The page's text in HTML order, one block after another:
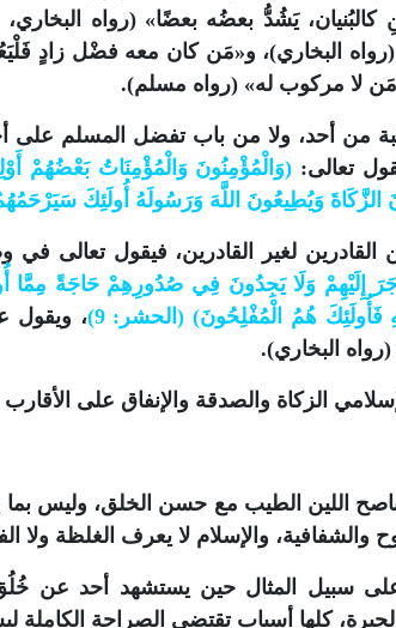
كالبُنيان، يَشُدُّ بعضُه بعضًا» (رواه
البخاري)، و«مَن كان معه فضْل زادٍ
لا مركوب له» (رواه مسلم).
من أحد، ولا من باب تفضل المسلم على
تعالى: (وَالْمُؤْمِنُونَ وَالْمُؤْمِنَاتُ بَعْضُهُمْ
الزَّكَاةَ وَيُطِيعُونَ اللَّهَ وَرَسُولَهُ أُولَئِكَ
القادرين لغير القادرين، فيقول تعالى
إِلَيْهِمْ وَلَا يَجِدُونَ فِي صُدُورِهِمْ حَاجَةً مِمَّا
هُمُ الْمُفْلِحُونَ) (الحشر: 9)
، ويقول
البخاري).
الزكاة والصدقة والإنفاق على الأقارب
اللين الطيب مع حسن الخلق، وليس
والشفافية، والإسلام لا يعرف الغلظة
على سبيل المثال حين يستشهد أحد عن
كلها أسباب تقتضي الصراحة الكاملة